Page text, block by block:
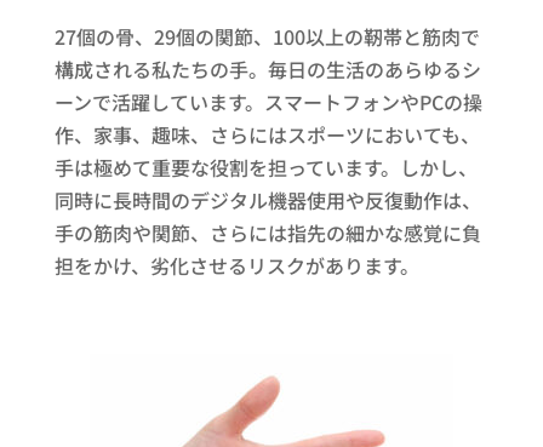
27個の骨、29個の関節、100以上の靭帯と筋肉で
構成される私たちの手。毎日の生活のあらゆるシ
ーンで活躍しています。スマートフォンやPCの操
作、家事、趣味、さらにはスポーツにおいても、
手は極めて重要な役割を担っています。しかし、
同時に長時間のデジタル機器使用や反復動作は、
手の筋肉や関節、さらには指先の細かな感覚に負
担をかけ、劣化させるリスクがあります。